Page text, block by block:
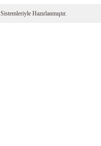
Sistemleriyle Hazırlanmıştır.